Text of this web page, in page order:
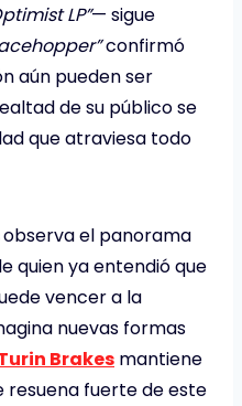
LP”— sigue
confirmó
aún pueden ser
de su público se
que atraviesa todo
observa el panorama
quien ya entendió que
vencer a la
nuevas formas
Brakes mantiene
resuena fuerte de este